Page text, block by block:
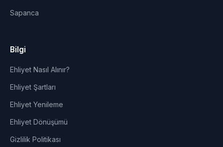
Sapanca
Bilgi
Ehliyet Nasıl Alınır?
Ehliyet Şartları
Ehliyet Yenileme
Ehliyet Dönüşümü
Gizlilik Politikası